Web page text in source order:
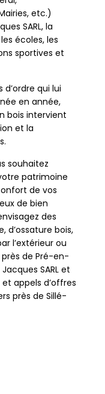
etc.)
SARL, la
écoles, les
sportives et
qui lui
en année,
bois intervient
et la
souhaitez
patrimoine
de vos
de bien
des
d’ossature bois,
l’extérieur ou
de Pré-en-
SARL et
appels d’offres
près de Sillé-